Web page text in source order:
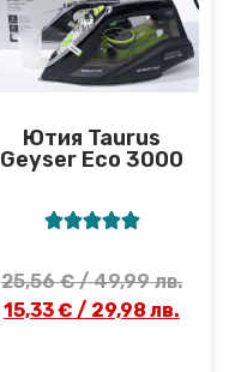
Ютия Taurus
Geyser Eco 3000

25,56€/ 49,99 лв.
15,33€ / 29,98 лв.